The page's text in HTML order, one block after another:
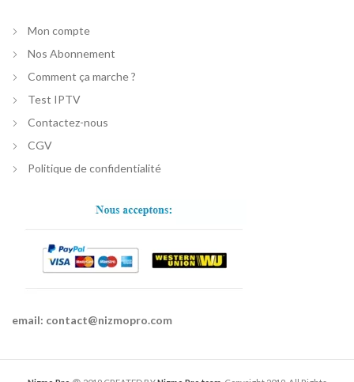
Mon compte
Nos Abonnement
Comment ça marche ?
Test IPTV
Contactez-nous
CGV
Politique de confidentialité
email: contact@nizmopro.com